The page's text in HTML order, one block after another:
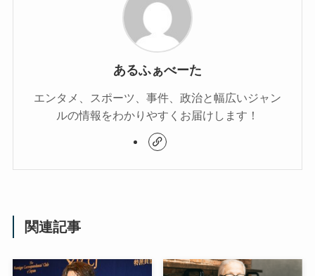
あるふぁべーた
エンタメ、スポーツ、事件、政治と幅広いジャン
ルの情報をわかりやすくお届けします！
関連記事